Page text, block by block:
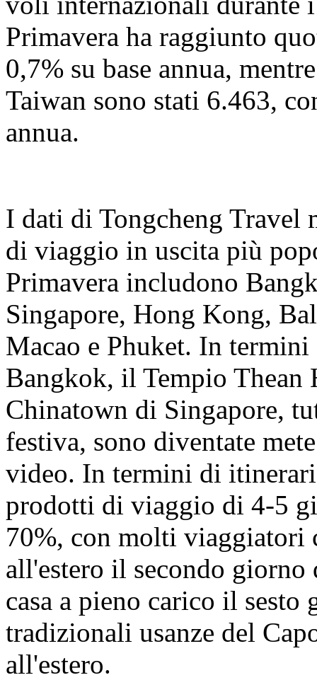
Primavera ha raggiunto
0,7% su base annua,
Taiwan sono stati 6.463,
annua.
I dati di Tongcheng Travel
di viaggio in uscita più
Primavera includono
Singapore, Hong Kong,
Macao e Phuket. In
Bangkok, il Tempio
Chinatown di Singapore,
festiva, sono diventate
video. In termini di
prodotti di viaggio di 4-5
70%, con molti viaggiatori
all'estero il secondo giorno
casa a pieno carico il
tradizionali usanze del
all'estero.